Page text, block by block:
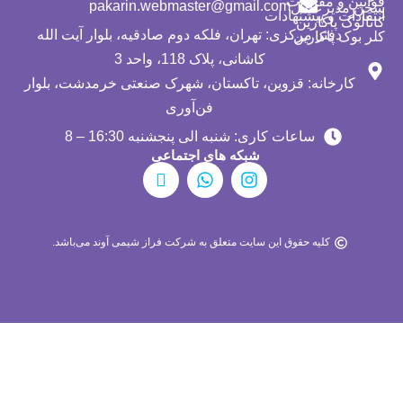
سخن مدیرعامل
کاتالوگ پاکارین
کلر بوک پاکارین
انتقادات و پیشنهادات
pakarin.webmaster@gmail.com
دفتر مرکزی: تهران، فلکه دوم صادقیه، بلوار آیت الله
کاشانی، پلاک 118، واحد 3
کارخانه: قزوین، تاکستان، شهرک صنعتی خرمدشت، بلوار
فن‌آوری
ساعات کاری: شنبه الی پنجشنبه 16:30 – 8
شبکه های اجتماعی
I
n
a
W
h
s
E
a
r
کلیه حقوق این سایت متعلق به شرکت فراز شیمی آوند می‌باشد.